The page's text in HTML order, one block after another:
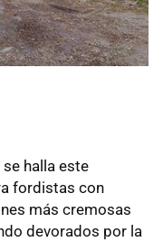
halla este
fordistas con
más cremosas
devorados por la